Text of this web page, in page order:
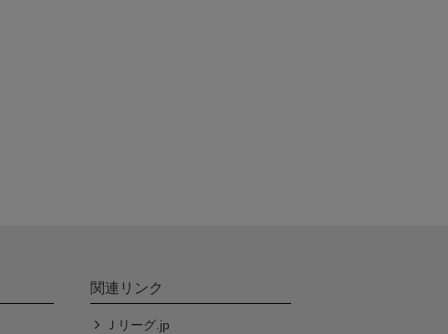
関連リンク
Ｊリーグ.jp